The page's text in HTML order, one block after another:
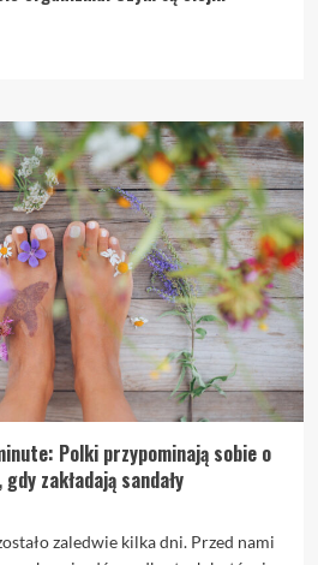
Polki przypominają sobie o
zakładają sandały
zaledwie kilka dni. Przed nami